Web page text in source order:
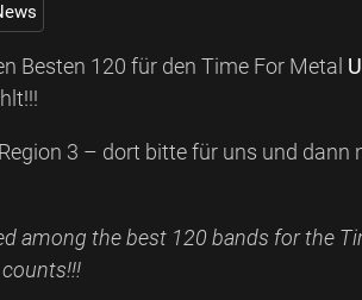
Besten 120 für den Time For Metal
3 – dort bitte für uns und dann
among the best 120 bands for the